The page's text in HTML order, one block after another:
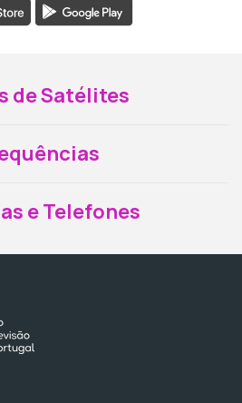
de Satélites
e Telefones